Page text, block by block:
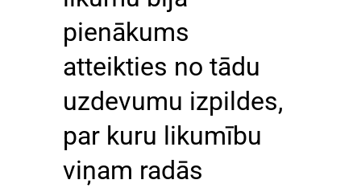
pienākums
atteikties no tādu
uzdevumu izpildes,
par kuru likumību
viņam radās